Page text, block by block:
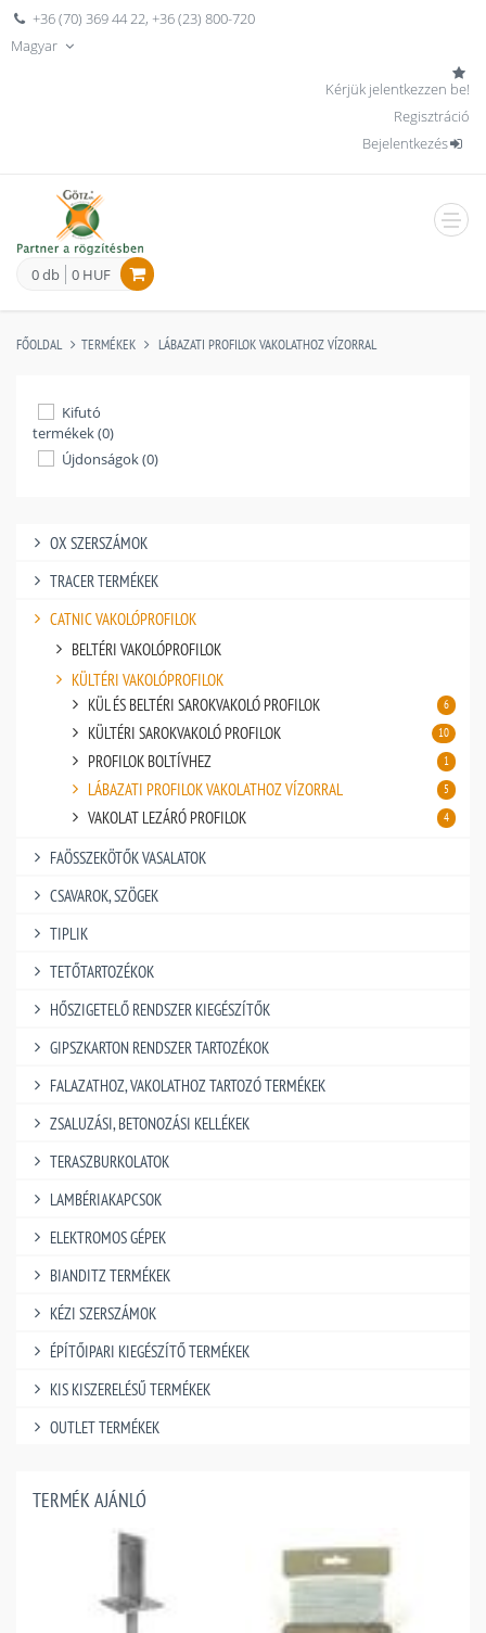
+36 (70) 369 44 22,+36 (23) 800-720
Magyar
Kérjük jelentkezzen be!
Regisztráció
Bejelentkezés
0 db 0 HUF
FŐOLDAL TERMÉKEK LÁBAZATI PROFILOK VAKOLATHOZ VÍZORRAL
Kifutó
termékek (0)
Újdonságok (0)
OX SZERSZÁMOK
TRACER TERMÉKEK
CATNIC VAKOLÓPROFILOK
BELTÉRI VAKOLÓPROFILOK
KÜLTÉRI VAKOLÓPROFILOK
KÜL ÉS BELTÉRI SAROKVAKOLÓ PROFILOK
6
KÜLTÉRI SAROKVAKOLÓ PROFILOK 10
PROFILOK BOLTÍVHEZ 1
LÁBAZATI PROFILOK VAKOLATHOZ VÍZORRAL 5
VAKOLAT LEZÁRÓ PROFILOK 4
FAÖSSZEKÖTŐK VASALATOK
CSAVAROK, SZÖGEK
TIPLIK
TETŐTARTOZÉKOK
HŐSZIGETELŐ RENDSZER KIEGÉSZÍTŐK
GIPSZKARTON RENDSZER TARTOZÉKOK
FALAZATHOZ, VAKOLATHOZ TARTOZÓ TERMÉKEK
ZSALUZÁSI, BETONOZÁSI KELLÉKEK
TERASZBURKOLATOK
LAMBÉRIAKAPCSOK
ELEKTROMOS GÉPEK
BIANDITZ TERMÉKEK
KÉZI SZERSZÁMOK
ÉPÍTŐIPARI KIEGÉSZÍTŐ TERMÉKEK
KIS KISZERELÉSŰ TERMÉKEK
OUTLET TERMÉKEK
TERMÉK AJÁNLÓ